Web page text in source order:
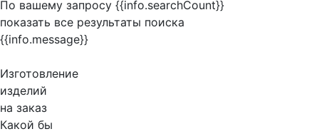
По вашему запросу {{info.searchCount}}
показать все результаты поиска
{{info.message}}
Изготовление
изделий
на заказ
Какой бы